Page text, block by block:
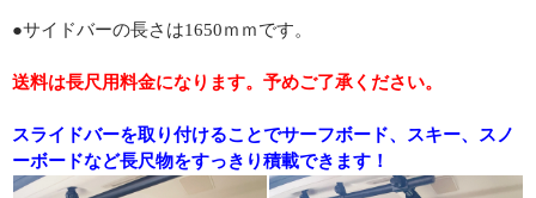
●サイドバーの長さは1650ｍｍです。
送料は長尺用料金になります。予めご了承ください。
スライドバーを取り付けることでサーフボード、スキー、スノ
ーボードなど長尺物をすっきり積載できます！